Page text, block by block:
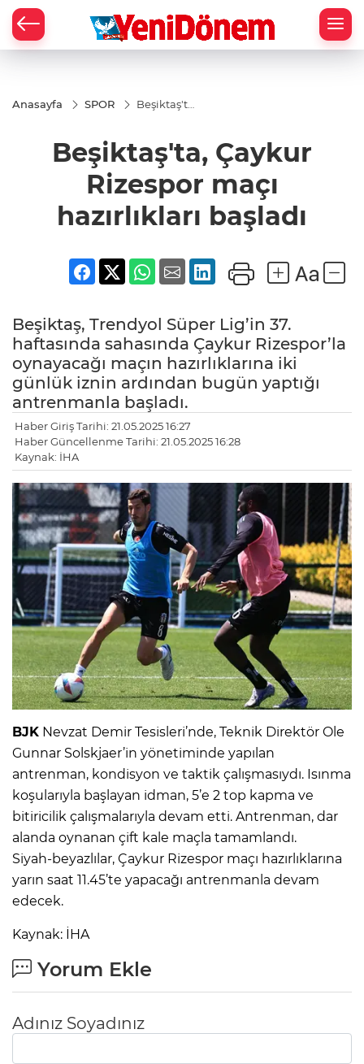
Anasayfa SPOR
Beşiktaş'ta,
hazırlıkları
başladı
Beşiktaş'ta, Çaykur
Rizespor maçı
hazırlıkları başladı
Beşiktaş, Trendyol Süper Lig’in 37.
haftasında sahasında Çaykur Rizespor’la
oynayacağı maçın hazırlıklarına iki
günlük iznin ardından bugün yaptığı
antrenmanla başladı.
Haber Giriş Tarihi: 21.05.2025 16:27
Haber Güncellenme Tarihi: 21.05.2025 16:28
Kaynak: İHA
BJK Nevzat Demir Tesisleri’nde, Teknik Direktör Ole
Gunnar Solskjaer’in yönetiminde yapılan
antrenman, kondisyon ve taktik çalışmasıydı. Isınma
koşularıyla başlayan idman, 5’e 2 top kapma ve
bitiricilik çalışmalarıyla devam etti. Antrenman, dar
alanda oynanan çift kale maçla tamamlandı.
Siyah-beyazlılar, Çaykur Rizespor maçı hazırlıklarına
yarın saat 11.45’te yapacağı antrenmanla devam
edecek.
Kaynak: İHA
Yorum Ekle
Adınız Soyadınız